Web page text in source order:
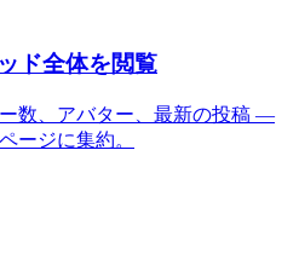
ド全体を閲覧
数、アバター、最新の投稿 —
ージに集約。